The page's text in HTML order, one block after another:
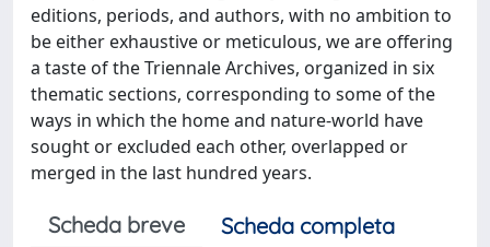
editions, periods, and authors, with no ambition to
be either exhaustive or meticulous, we are offering
a taste of the Triennale Archives, organized in six
thematic sections, corresponding to some of the
ways in which the home and nature-world have
sought or excluded each other, overlapped or
merged in the last hundred years.
Scheda breve
Scheda completa